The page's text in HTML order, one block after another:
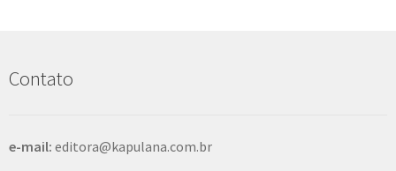
a
Contato
e-mail: editora@kapulana.com.br